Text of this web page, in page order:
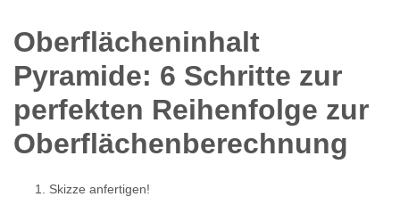
Oberflächeninhalt
Pyramide: 6 Schritte zur
perfekten Reihenfolge zur
Oberflächenberechnung
Skizze anfertigen!